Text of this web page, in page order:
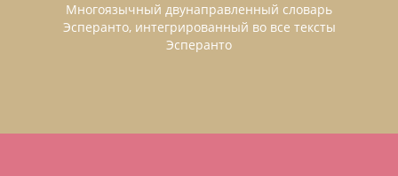
Многоязычный двунаправленный словарь
Эсперанто, интегрированный во все тексты
Эсперанто